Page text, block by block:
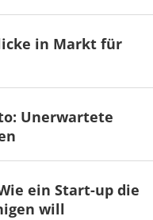
in Markt für
Unerwartete
ein Start-up die
will